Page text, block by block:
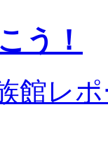
う！
館レ